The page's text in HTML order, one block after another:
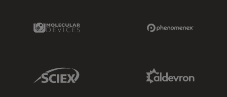
Molecular Devices Link
Sciex Link